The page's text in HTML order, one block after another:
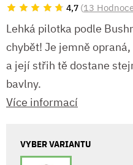
4,7 (13
Lehká pilotka podle
chybět! Je jemně
a její střih tě dostane
bavlny.
Více informací
VYBER VARIANTU